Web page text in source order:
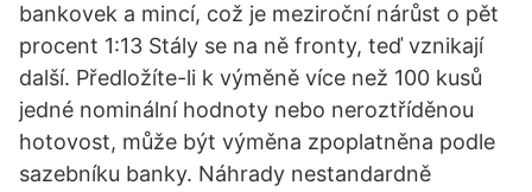
bankovek a mincí, což je meziroční nárůst o pět
procent 1:13 Stály se na ně fronty, teď vznikají
další. Předložíte-li k výměně více než 100 kusů
jedné nominální hodnoty nebo neroztříděnou
hotovost, může být výměna zpoplatněna podle
sazebníku banky. Náhrady nestandardně